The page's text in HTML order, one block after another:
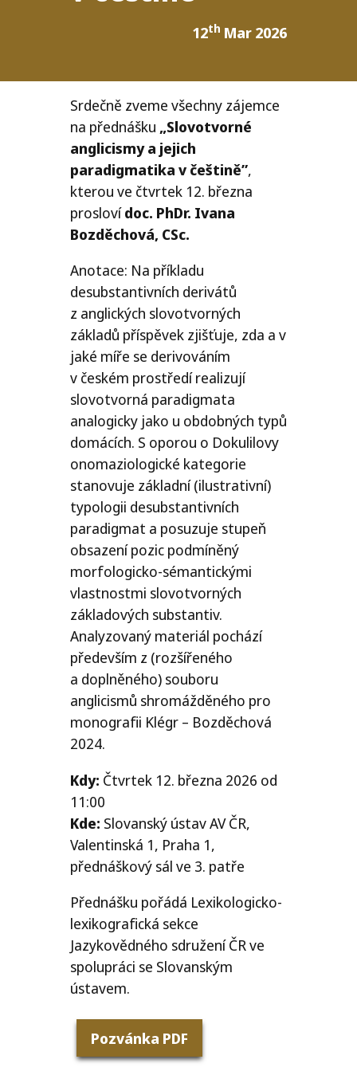
12th Mar 2026
Srdečně zveme všechny zájemce
na přednášku „Slovotvorné
anglicismy a jejich
paradigmatika v češtině”,
kterou ve čtvrtek 12. března
proslovídoc. PhDr. Ivana
Bozděchová, CSc.
Anotace: Na příkladu
desubstantivních derivátů
z anglických slovotvorných
základů příspěvek zjišťuje, zda a v
jaké míře se derivováním
v českém prostředí realizují
slovotvorná paradigmata
analogicky jako u obdobných typů
domácích. S oporou o Dokulilovy
onomaziologické kategorie
stanovuje základní (ilustrativní)
typologii desubstantivních
paradigmat a posuzuje stupeň
obsazení pozic podmíněný
morfologicko-sémantickými
vlastnostmi slovotvorných
základových substantiv.
Analyzovaný materiál pochází
především z (rozšířeného
a doplněného) souboru
anglicismů shromážděného pro
monografii Klégr – Bozděchová
2024.
Kdy: Čtvrtek 12. března 2026 od
11:00
Kde: Slovanský ústavAV ČR,
Valentinská 1, Praha 1,
přednáškový sál ve 3. patře
Přednášku pořádá Lexikologicko-
lexikografická sekce
Jazykovědného sdruženíČRve
spolupráci se Slovanským
ústavem.
Pozvánka PDF